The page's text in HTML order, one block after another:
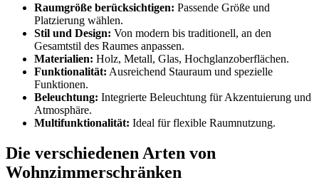
Raumgröße berücksichtigen: Passende Größe und
Platzierung wählen.
Stil und Design: Von modern bis traditionell, an den
Gesamtstil des Raumes anpassen.
Materialien: Holz, Metall, Glas, Hochglanzoberflächen.
Funktionalität: Ausreichend Stauraum und spezielle
Funktionen.
Beleuchtung: Integrierte Beleuchtung für Akzentuierung und
Atmosphäre.
Multifunktionalität: Ideal für flexible Raumnutzung.
Die verschiedenen Arten von
Wohnzimmerschränken